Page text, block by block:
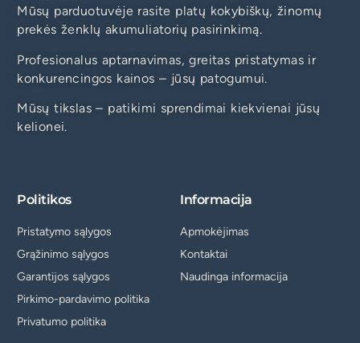
Mūsų parduotuvėje rasite platų kokybiškų, žinomų
prekės ženklų akumuliatorių pasirinkimą.
Profesionalus aptarnavimas, greitas pristatymas ir
konkurencingos kainos – jūsų patogumui.
Mūsų tikslas – patikimi sprendimai kiekvienai jūsų
kelionei.
Politikos
Pristatymo sąlygos
Grąžinimo sąlygos
Garantijos sąlygos
Pirkimo-pardavimo politika
Privatumo politika
Informacija
Apmokėjimas
Kontaktai
Naudinga informacija